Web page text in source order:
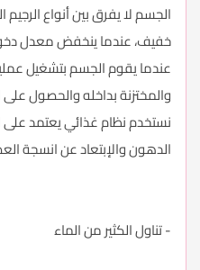
الجسم لا يفرق بين أنواع
خفيف، عندما ينخفض معدل
عندما يقوم الجسم بتشغيل
والمختزنة بداخله والحصول على
نستخدم نظام غذائي يعتمد على
الدهون والإبتعاد عن انسجة
- تناول الكثير من الماء